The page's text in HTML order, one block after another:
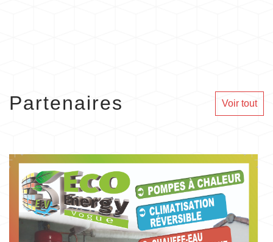
Partenaires Voir tout